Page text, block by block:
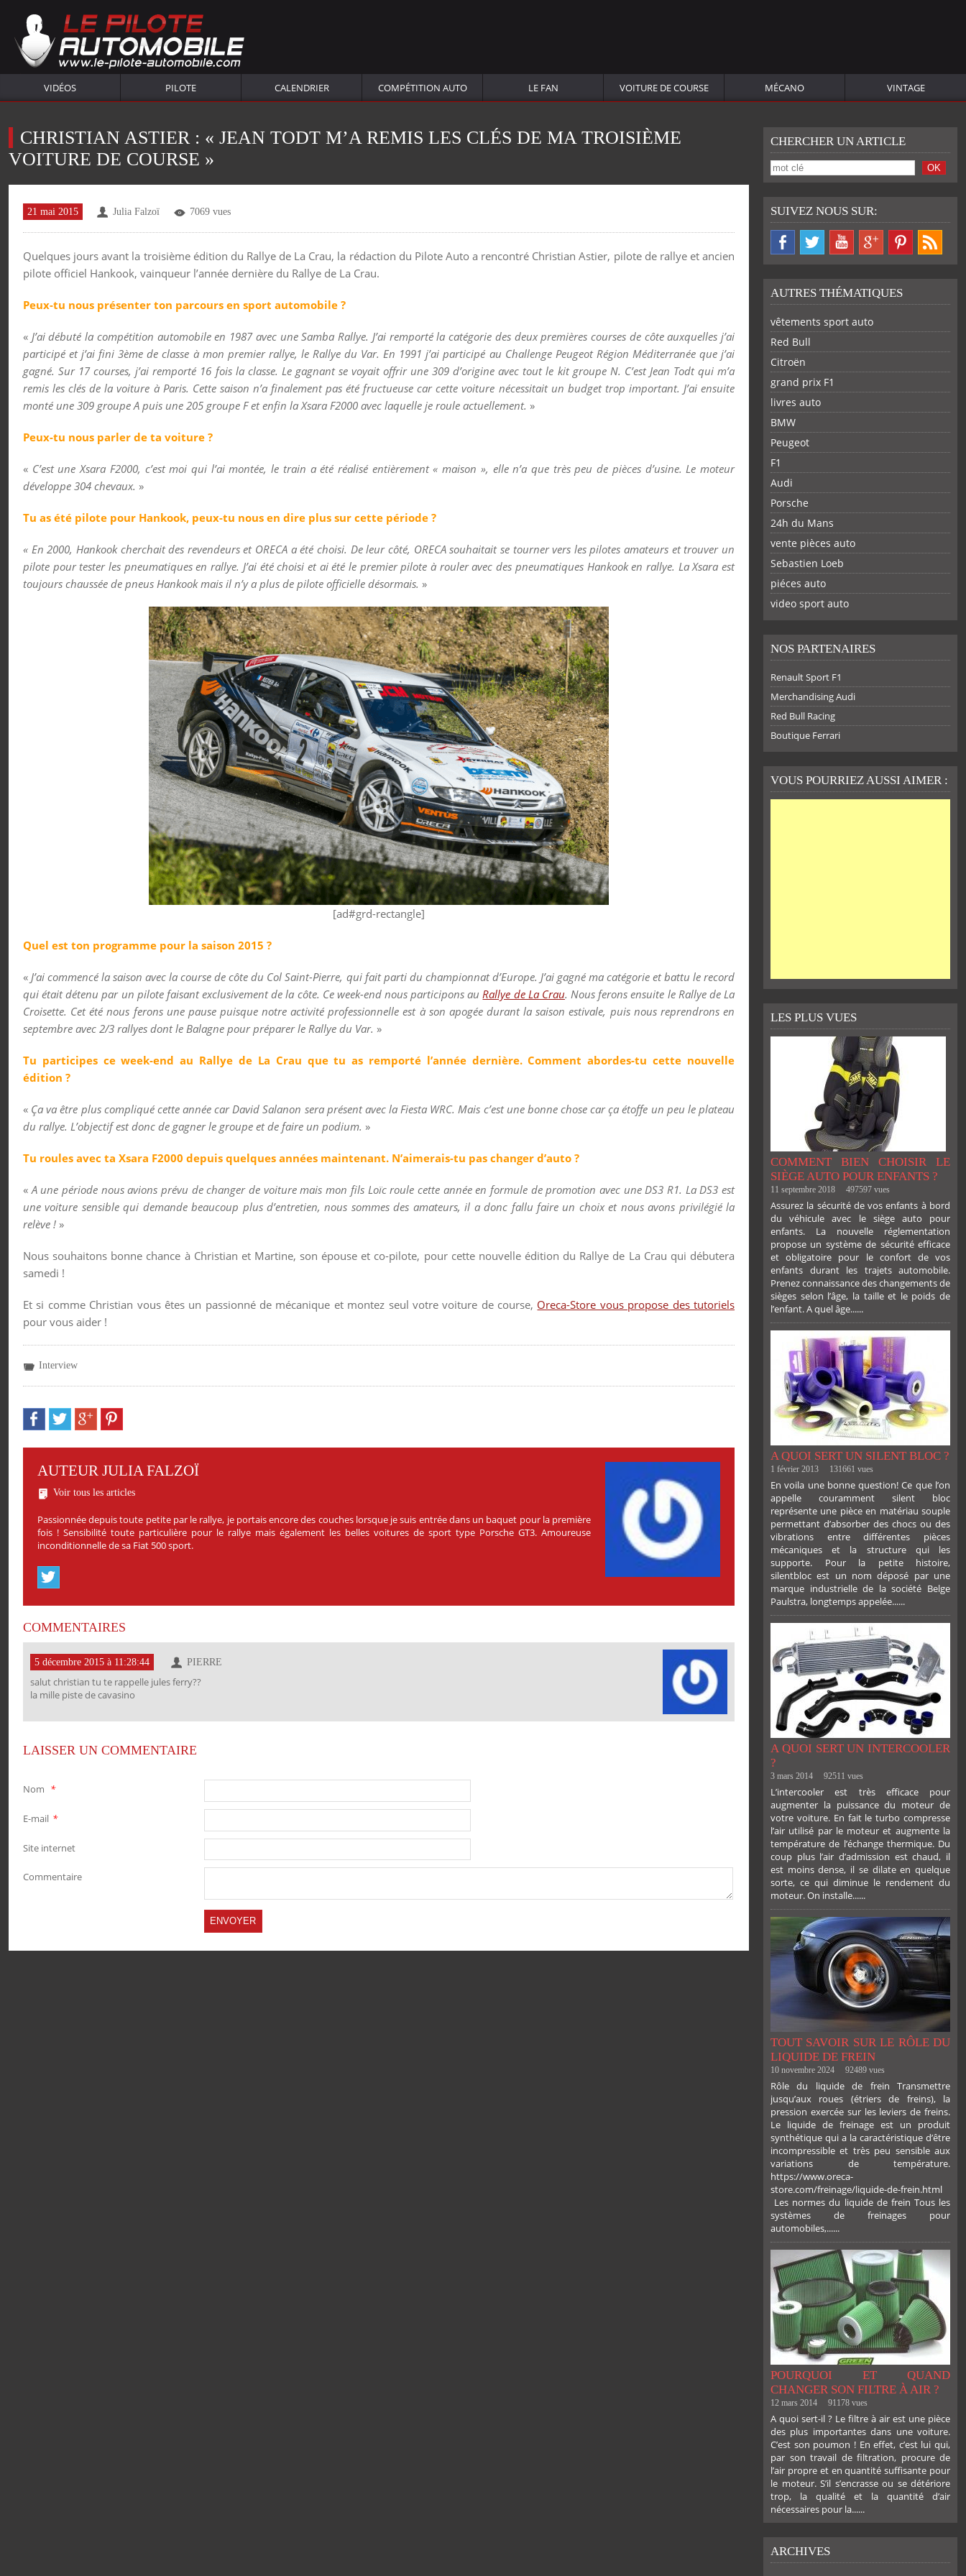
VIDÉOS PILOTE CALENDRIER COMPÉTITION AUTO LE FAN VOITURE DE COURSE MÉCANO VINTAGE
CHRISTIAN ASTIER : « JEAN TODT M’A REMIS LES CLÉS DE MA TROISIÈME
VOITURE DE COURSE »
21 mai 2015 Julia Falzoï 7069 vues
Quelques jours avant la troisième édition du Rallye de La Crau, la rédaction du Pilote Auto a rencontré Christian Astier, pilote de rallye et ancien
pilote officiel Hankook, vainqueur l’année dernière du Rallye de La Crau.
Peux-tu nous présenter ton parcours en sport automobile ?
« J’ai débuté la compétition automobile en 1987 avec une Samba Rallye. J’ai remporté la catégorie des deux premières courses de côte auxquelles j’ai
participé et j’ai fini 3ème de classe à mon premier rallye, le Rallye du Var. En 1991 j’ai participé au Challenge Peugeot Région Méditerranée que j’ai
gagné. Sur 17 courses, j’ai remporté 16 fois la classe. Le gagnant se voyait offrir une 309 d’origine avec tout le kit groupe N. C’est Jean Todt qui m’a
remis les clés de la voiture à Paris. Cette saison n’a finalement pas été fructueuse car cette voiture nécessitait un budget trop important. J’ai ensuite
monté une 309 groupe A puis une 205 groupe F et enfin la Xsara F2000 avec laquelle je roule actuellement. »
Peux-tu nous parler de ta voiture ?
« C’est une Xsara F2000, c’est moi qui l’ai montée, le train a été réalisé entièrement « maison », elle n’a que très peu de pièces d’usine. Le moteur
développe 304 chevaux. »
Tu as été pilote pour Hankook, peux-tu nous en dire plus sur cette période ?
« En 2000, Hankook cherchait des revendeurs et ORECA a été choisi. De leur côté, ORECA souhaitait se tourner vers les pilotes amateurs et trouver un
pilote pour tester les pneumatiques en rallye. J’ai été choisi et ai été le premier pilote à rouler avec des pneumatiques Hankook en rallye. La Xsara est
toujours chaussée de pneus Hankook mais il n’y a plus de pilote officielle désormais. »
[ad#grd-rectangle]
Quel est ton programme pour la saison 2015 ?
«J’ai commencé la saison avec la course de côte du Col Saint-Pierre, qui fait parti du championnat d’Europe. J’ai gagné ma catégorie et battu le record
qui était détenu par un pilote faisant exclusivement de la côte. Ce week-end nous participons auRallye de La Crau. Nous ferons ensuite le Rallye de La
Croisette. Cet été nous ferons une pause puisque notre activité professionnelle est à son apogée durant la saison estivale, puis nous reprendrons en
septembre avec 2/3 rallyes dont le Balagne pour préparer le Rallye du Var. »
Tu participes ce week-end au Rallye de La Crau que tu as remporté l’année dernière. Comment abordes-tu cette nouvelle
édition ?
« Ça va être plus compliqué cette année car David Salanon sera présent avec la Fiesta WRC. Mais c’est une bonne chose car ça étoffe un peu le plateau
du rallye. L’objectif est donc de gagner le groupe et de faire un podium. »
Tu roules avec ta Xsara F2000 depuis quelques années maintenant. N’aimerais-tu pas changer d’auto ?
«A une période nous avions prévu de changer de voiture mais mon fils Loïc roule cette année en formule de promotion avec une DS3 R1. La DS3 est
une voiture sensible qui demande beaucoup plus d’entretien, nous sommes des amateurs, il a donc fallu faire un choix et nous avons privilégié la
relève ! »
Nous souhaitons bonne chance à Christian et Martine, son épouse et co-pilote, pour cette nouvelle édition du Rallye de La Crau qui débutera
samedi !
Et si comme Christian vous êtes un passionné de mécanique et montez seul votre voiture de course, Oreca-Store vous propose des tutoriels
pour vous aider !
Interview
AUTEUR JULIA FALZOÏ
Voir tous les articles
Passionnée depuis toute petite par le rallye, je portais encore des couches lorsque je suis entrée dans un baquet pour la première
fois ! Sensibilité toute particulière pour le rallye mais également les belles voitures de sport type Porsche GT3. Amoureuse
inconditionnelle de sa Fiat 500 sport.
COMMENTAIRES
5 décembre 2015 à 11:28:44 PIERRE
salut christian tu te rappelle jules ferry??
la mille piste de cavasino
LAISSER UN COMMENTAIRE
Nom *
E-mail *
Site internet
Commentaire
CHERCHER UN ARTICLE
SUIVEZ NOUS SUR:
FACEBOOKTWITTER
AUTRES THÉMATIQUES
vêtements sport auto
Red Bull
Citroën
grand prix F1
livres auto
BMW
Peugeot
F1
Audi
Porsche
24h du Mans
vente pièces auto
Sebastien Loeb
piéces auto
video sport auto
NOS PARTENAIRES
Renault Sport F1
Merchandising Audi
Red Bull Racing
Boutique Ferrari
VOUS POURRIEZ AUSSI AIMER :
LES PLUS VUES
COMMENT BIEN CHOISIR LE
SIÈGE AUTO POUR ENFANTS ?
11 septembre 2018 497597 vues
Assurez la sécurité de vos enfants à bord
du véhicule avec le siège auto pour
enfants. La nouvelle réglementation
propose un système de sécurité efficace
et obligatoire pour le confort de vos
enfants durant les trajets automobile.
Prenez connaissance des changements de
sièges selon l’âge, la taille et le poids de
l’enfant. A quel âge......
A QUOI SERT UN SILENT BLOC ?
1 février 2013 131661 vues
En voila une bonne question! Ce que l’on
appelle couramment silent bloc
représente une pièce en matériau souple
permettant d’absorber des chocs ou des
vibrations entre différentes pièces
mécaniques et la structure qui les
supporte. Pour la petite histoire,
silentbloc est un nom déposé par une
marque industrielle de la société Belge
Paulstra, longtemps appelée......
A QUOI SERT UN INTERCOOLER
?
3 mars 2014 92511 vues
L’intercooler est très efficace pour
augmenter la puissance du moteur de
votre voiture. En fait le turbo compresse
l’air utilisé par le moteur et augmente la
température de l’échange thermique. Du
coup plus l’air d’admission est chaud, il
est moins dense, il se dilate en quelque
sorte, ce qui diminue le rendement du
moteur. On installe......
TOUT SAVOIR SUR LE RÔLE DU
LIQUIDE DE FREIN
10 novembre 2024 92489 vues
Rôle du liquide de frein Transmettre
jusqu’aux roues (étriers de freins), la
pression exercée sur les leviers de freins.
Le liquide de freinage est un produit
synthétique qui a la caractéristique d’être
incompressible et très peu sensible aux
variations de température.
https://www.oreca-
store.com/freinage/liquide-de-frein.html
Les normes du liquide de frein Tous les
systèmes de freinages pour
automobiles,......
POURQUOI ET QUAND
CHANGER SON FILTRE À AIR ?
12 mars 2014 91178 vues
A quoi sert-il ? Le filtre à air est une pièce
des plus importantes dans une voiture.
C’est son poumon ! En effet, c’est lui qui,
par son travail de filtration, procure de
l’air propre et en quantité suffisante pour
le moteur. S’il s’encrasse ou se détériore
trop, la qualité et la quantité d’air
nécessaires pour la......
ARCHIVES